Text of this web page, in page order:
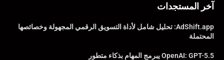
آخر المستجدات
AdShift.app: تحليل شامل لأداة التسويق الرقمي المجهولة وخصائصها
المحتملة
OpenAI: GPT-5.5 يبرمج المهام بذكاء متطور